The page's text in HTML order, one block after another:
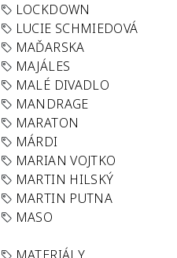
LOCKDOWN
LUCIE SCHMIEDOVÁ
MAĎARSKA
MAJÁLES
MALÉ DIVADLO
MANDRAGE
MARATON
MÁRDI
MARIAN VOJTKO
MARTIN HILSKÝ
MARTIN PUTNA
MASO